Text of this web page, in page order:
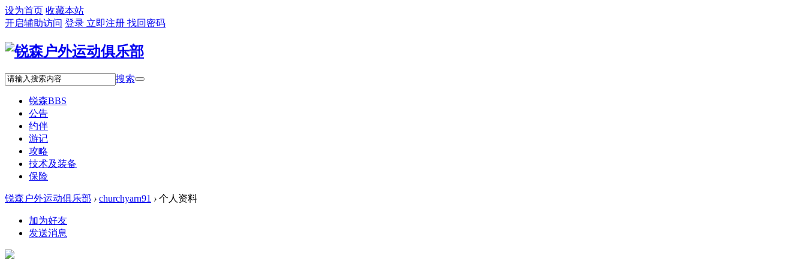
设为首页 收藏本站
开启辅助访问 登录 立即注册 找回密码
搜索
锐森BBS
公告
约伴
游记
攻略
技术及装备
保险
锐森户外运动俱乐部 › churchyarn91 › 个人资料
加为好友
发送消息